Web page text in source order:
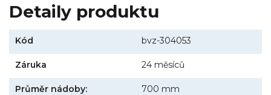
Detaily produktu
Kód bvz-304053
Záruka 24 měsíců
Průměr nádoby: 700 mm